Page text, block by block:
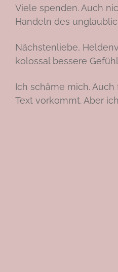
Viele spenden. Auch
Handeln des
Nächstenliebe,
kolossal bessere
Ich schäme mich. Auch
Text vorkommt. Aber